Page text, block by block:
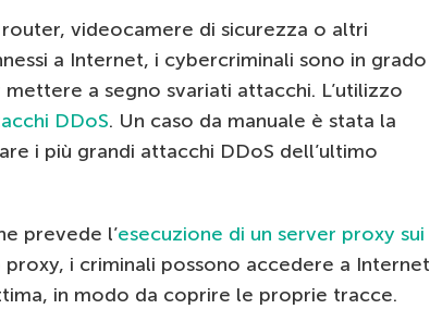
videocamere di sicurezza o altri
a Internet, i cybercriminali sono in grado
a segno svariati attacchi. L’utilizzo
DDoS. Un caso da manuale è stata la
i più grandi attacchi DDoS dell’ultimo
prevede l’esecuzione di un server proxy sui
i criminali possono accedere a Internet
in modo da coprire le proprie tracce.